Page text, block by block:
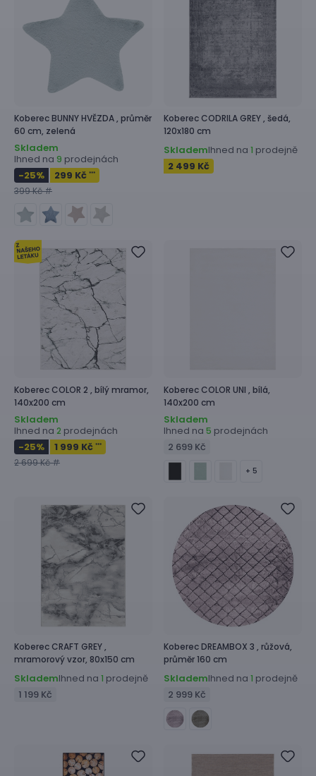
KoberecBUNNY HVĚZDA , průměr
60 cm, zelená
Skladem
Ihned na 9 prodejnách
-25% 299 Kč ***
399 Kč #
KoberecCODRILA GREY , šedá,
120x180 cm
SklademIhned na 1 prodejně
2 499 Kč
KoberecCOLOR 2 , bílý mramor,
140x200 cm
Skladem
Ihned na 2 prodejnách
-25% 1 999 Kč ***
2 699 Kč #
KoberecCOLOR UNI , bílá,
140x200 cm
Skladem
Ihned na 5 prodejnách
2 699 Kč
+ 5
KoberecCRAFT GREY ,
mramorový vzor, 80x150 cm
SklademIhned na 1 prodejně
1 199 Kč
KoberecDREAMBOX 3 , růžová,
průměr 160 cm
SklademIhned na 1 prodejně
2 999 Kč